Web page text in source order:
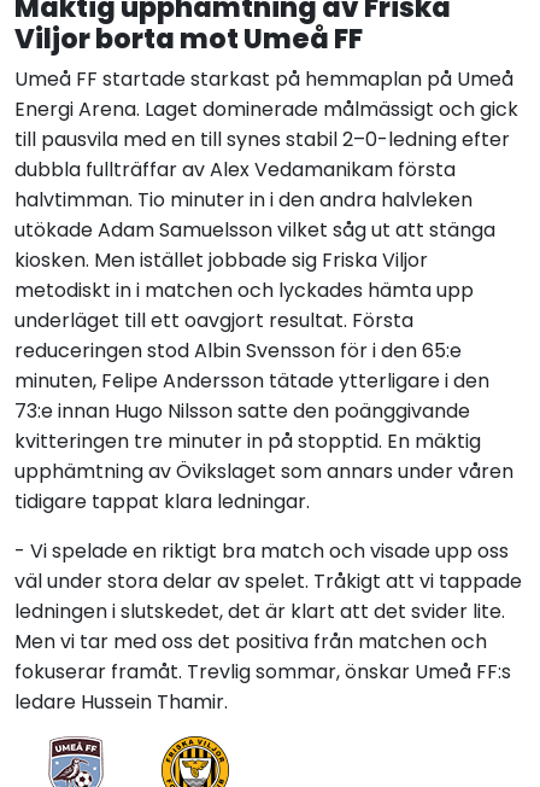
Viljor borta mot Umeå FF
Umeå FF startade starkast på hemmaplan på Umeå
Energi Arena. Laget dominerade målmässigt och gick
till pausvila med en till synes stabil 2–0-ledning efter
dubbla fullträffar av Alex Vedamanikam första
halvtimman. Tio minuter in i den andra halvleken
utökade Adam Samuelsson vilket såg ut att stänga
kiosken. Men istället jobbade sig Friska Viljor
metodiskt in i matchen och lyckades hämta upp
underläget till ett oavgjort resultat. Första
reduceringen stod Albin Svensson för i den 65:e
minuten, Felipe Andersson tätade ytterligare i den
73:e innan Hugo Nilsson satte den poänggivande
kvitteringen tre minuter in på stopptid. En mäktig
upphämtning av Övikslaget som annars under våren
tidigare tappat klara ledningar.
- Vi spelade en riktigt bra match och visade upp oss
väl under stora delar av spelet. Tråkigt att vi tappade
ledningen i slutskedet, det är klart att det svider lite.
Men vi tar med oss det positiva från matchen och
fokuserar framåt. Trevlig sommar, önskar Umeå FF:s
ledare Hussein Thamir.